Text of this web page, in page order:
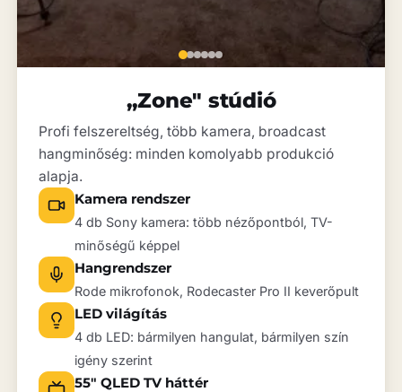
„Zone" stúdió
Profi felszereltség, több kamera, broadcast
hangminőség: minden komolyabb produkció
alapja.
Kamera rendszer
4 db Sony kamera: több nézőpontból, TV-
minőségű képpel
Hangrendszer
Rode mikrofonok, Rodecaster Pro II keverőpult
LED világítás
4 db LED: bármilyen hangulat, bármilyen szín
igény szerint
55" QLED TV háttér